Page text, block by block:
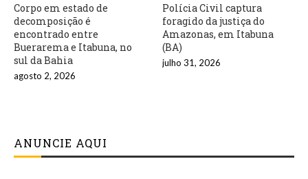
Corpo em estado de
decomposição é
encontrado entre
Buerarema e Itabuna, no
sul da Bahia
agosto 2, 2026
Polícia Civil captura
foragido da justiça do
Amazonas, em Itabuna
(BA)
julho 31, 2026
ANUNCIE AQUI